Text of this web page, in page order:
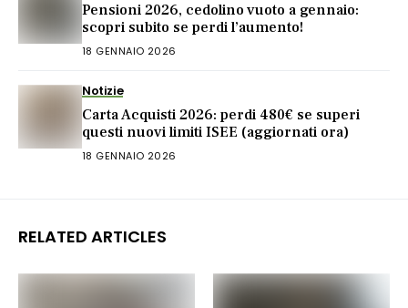
Pensioni 2026, cedolino vuoto a gennaio:
scopri subito se perdi l’aumento!
18 GENNAIO 2026
Notizie
Carta Acquisti 2026: perdi 480€ se superi
questi nuovi limiti ISEE (aggiornati ora)
18 GENNAIO 2026
RELATED ARTICLES